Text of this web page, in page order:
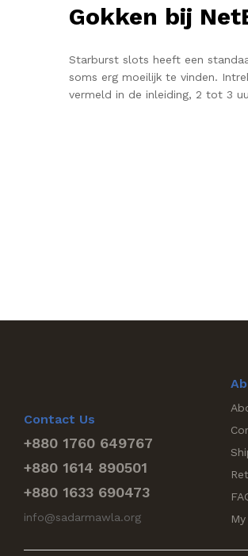
Gokken bij
Starburst slots heeft een
soms erg moeilijk te vinden.
vermeld in de inleiding, 2 tot 3
Contact Us
+880 1760 649767
+880 1614 890501
+880 1633 690473
info@sadarmawla.org